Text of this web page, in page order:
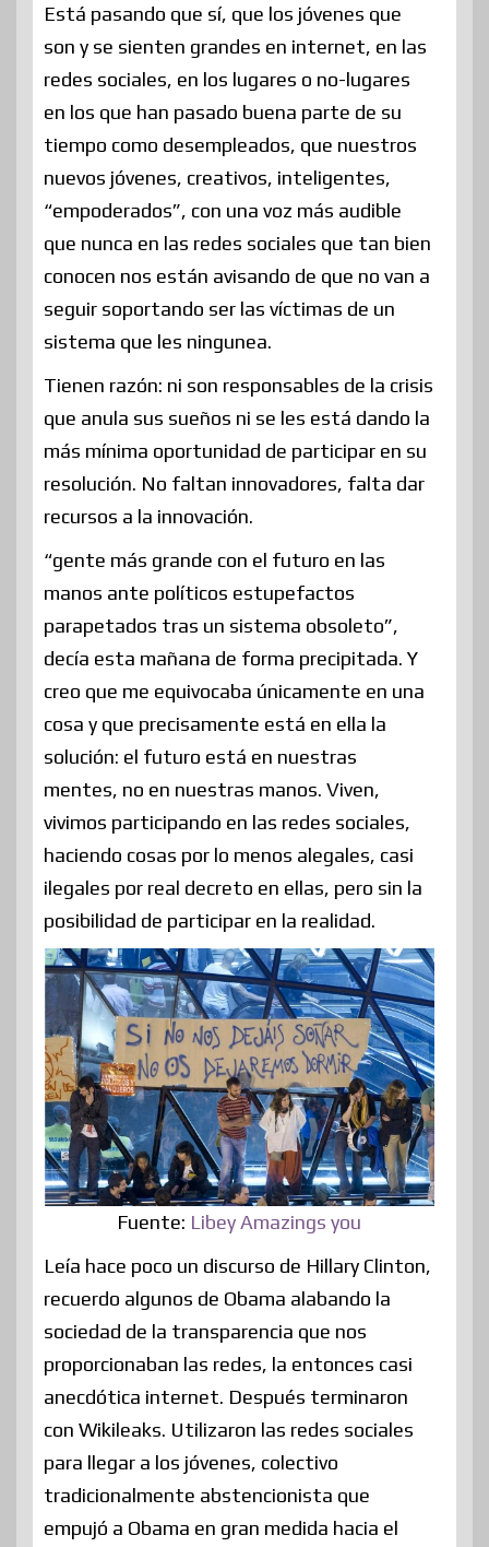
Está pasando que sí, que los jóvenes que
son y se sienten grandes en internet, en las
redes sociales, en los lugares o no-lugares
en los que han pasado buena parte de su
tiempo como desempleados, que nuestros
nuevos jóvenes, creativos, inteligentes,
“empoderados”, con una voz más audible
que nunca en las redes sociales que tan bien
conocen nos están avisando de que no van a
seguir soportando ser las víctimas de un
sistema que les ningunea.
Tienen razón: ni son responsables de la crisis
que anula sus sueños ni se les está dando la
más mínima oportunidad de participar en su
resolución. No faltan innovadores, falta dar
recursos a la innovación.
“gente más grande con el futuro en las
manos ante políticos estupefactos
parapetados tras un sistema obsoleto”,
decía esta mañana de forma precipitada. Y
creo que me equivocaba únicamente en una
cosa y que precisamente está en ella la
solución: el futuro está en nuestras
mentes, no en nuestras manos. Viven,
vivimos participando en las redes sociales,
haciendo cosas por lo menos alegales, casi
ilegales por real decreto en ellas, pero sin la
posibilidad de participar en la realidad.
Fuente: Libey Amazings you
Leía hace poco un discurso de Hillary Clinton,
recuerdo algunos de Obama alabando la
sociedad de la transparencia que nos
proporcionaban las redes, la entonces casi
anecdótica internet. Después terminaron
con Wikileaks. Utilizaron las redes sociales
para llegar a los jóvenes, colectivo
tradicionalmente abstencionista que
empujó a Obama en gran medida hacia el